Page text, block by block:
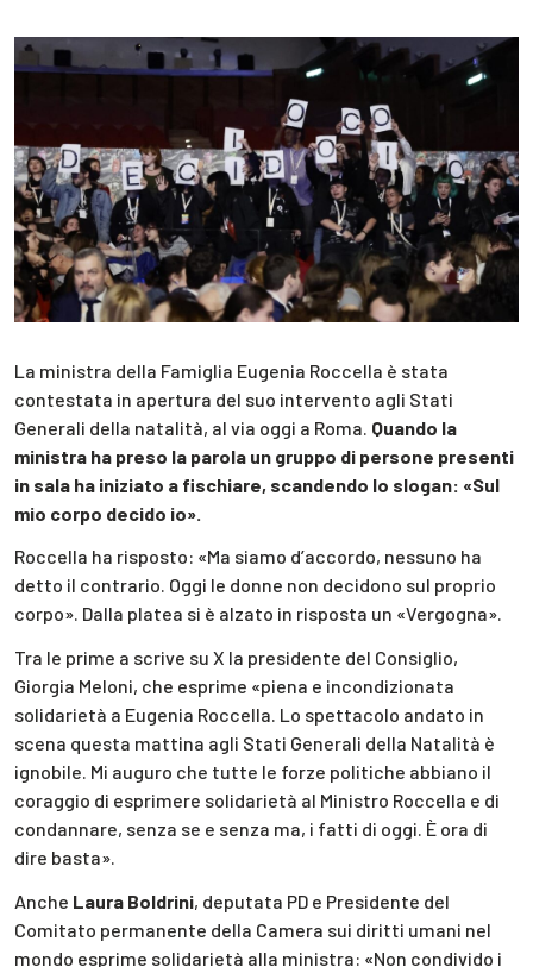
La ministra della Famiglia Eugenia Roccella è stata
contestata in apertura del suo intervento agli Stati
Generali della natalità, al via oggi a Roma. Quando la
ministra ha preso la parola un gruppo di persone presenti
in sala ha iniziato a fischiare, scandendo lo slogan: «Sul
mio corpo decido io».
Roccella ha risposto: «Ma siamo d’accordo, nessuno ha
detto il contrario. Oggi le donne non decidono sul proprio
corpo». Dalla platea si è alzato in risposta un «Vergogna».
Tra le prime a scrive su X la presidente del Consiglio,
Giorgia Meloni, che esprime «piena e incondizionata
solidarietà a Eugenia Roccella. Lo spettacolo andato in
scena questa mattina agli Stati Generali della Natalità è
ignobile. Mi auguro che tutte le forze politiche abbiano il
coraggio di esprimere solidarietà al Ministro Roccella e di
condannare, senza se e senza ma, i fatti di oggi. È ora di
dire basta».
Anche Laura Boldrini, deputata PD e Presidente del
Comitato permanente della Camera sui diritti umani nel
mondo esprime solidarietà alla ministra: «Non condivido i